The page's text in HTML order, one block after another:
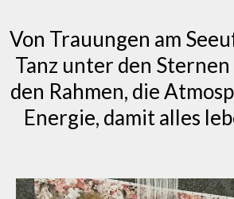
Von Trauungen am
Tanz unter den
den Rahmen, die
Energie, damit alles